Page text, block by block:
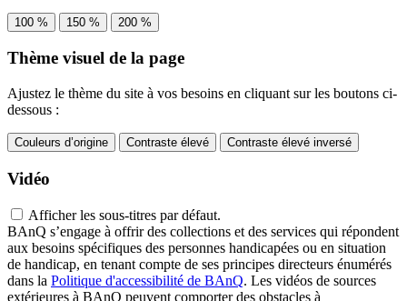
100 % 150 % 200 %
Thème visuel de la page
Ajustez le thème du site à vos besoins en cliquant sur les boutons ci-
dessous :
Couleurs d’origine Contraste élevé Contraste élevé inversé
Vidéo
Afficher les sous-titres par défaut.
BAnQ s’engage à offrir des collections et des services qui répondent
aux besoins spécifiques des personnes handicapées ou en situation
de handicap, en tenant compte de ses principes directeurs énumérés
dans la Politique d'accessibilité de BAnQ. Les vidéos de sources
extérieures à BAnQ peuvent comporter des obstacles à